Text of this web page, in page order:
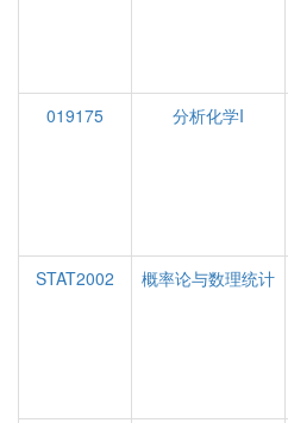
019175
分析化学I
STAT2002
概率论与数理统计